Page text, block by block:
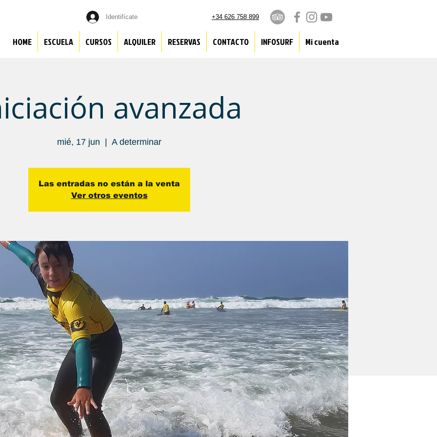
Identifícate +34 626 758 899
HOME ESCUELA CURSOS ALQUILER RESERVAS CONTACTO INFOSURF Mi cuenta
avanzada
mié, 17 jun A determinar
Las entradas no están a la venta
Ver otros eventos